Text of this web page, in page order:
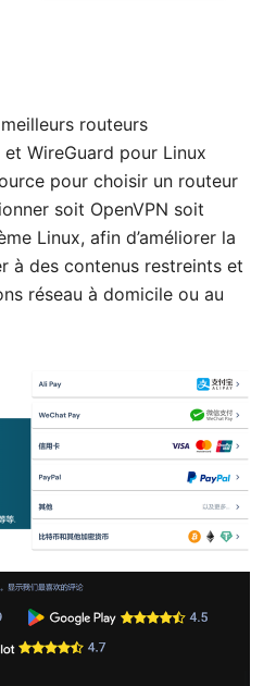
routeurs
WireGuard pour Linux
pour choisir un routeur
soit OpenVPN soit
Linux, afin d’améliorer la
à des contenus restreints et
réseau à domicile ou au